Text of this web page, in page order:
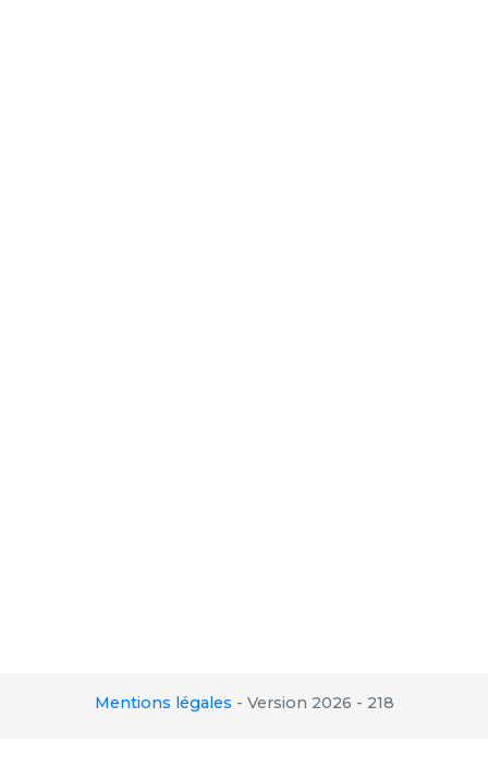
Mentions légales - Version 2026 - 218